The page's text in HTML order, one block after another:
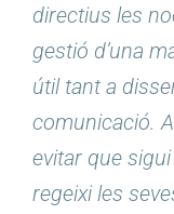
directius les
gestió d’una
útil tant a
comunicació.
evitar que
regeixi les